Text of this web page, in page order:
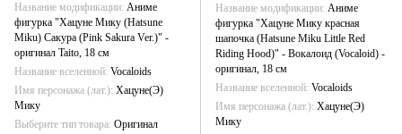
Название модификации Аниме
фигурка "Хацуне Мику (Hatsune
Miku) Сакура (Pink Sakura Ver.)" -
оригинал Taito, 18 см
Название вселенной Vocaloids
Имя персонажа (лат.) Хацуне(Э)
Мику
Выберите тип товара Оригинал
Название модификации Аниме
фигурка "Хацуне Мику красная
шапочка (Hatsune Miku Little Red
Riding Hood)" - Вокалоид (Vocaloid) -
оригинал, 18 см
Название вселенной Vocaloids
Имя персонажа (лат.) Хацуне(Э)
Мику